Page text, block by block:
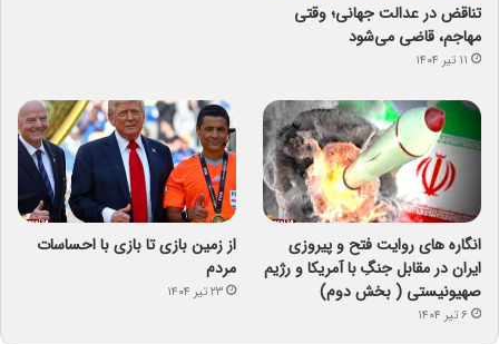
تناقض در عدالت جهانی؛ وقتی
مهاجم، قاضی می‌شود
۱۱ تیر ۱۴۰۴
انگاره های روایت فتح و پیروزی
ایران در مقابل جنگِ با آمریکا و رژیم
صهیونیستی ( بخش دوم)
۶ تیر ۱۴۰۴
از زمین بازی تا بازی با احساسات
مردم
۲۳ تیر ۱۴۰۴